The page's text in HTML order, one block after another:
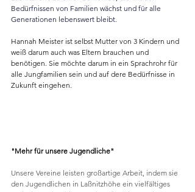
Bedürfnissen von Familien wächst und für alle
Generationen lebenswert bleibt.
Hannah Meister ist selbst Mutter von 3 Kindern und
weiß darum auch was Eltern brauchen und
benötigen. Sie möchte darum in ein Sprachrohr für
alle Jungfamilien sein und auf dere Bedürfnisse in
Zukunft eingehen.
"Mehr für unsere Jugendliche"
Unsere Vereine leisten großartige Arbeit, indem sie
den Jugendlichen in Laßnitzhöhe ein vielfältiges